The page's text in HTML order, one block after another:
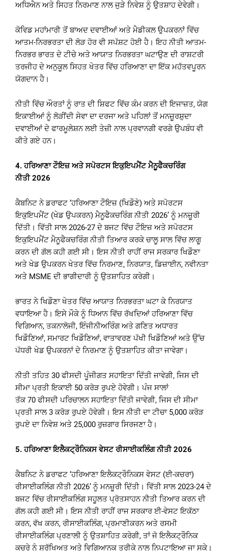
ਅਧਿਐਨ ਅਤੇ ਸਿਹਤ ਨਿਰਮਾਣ ਨਾਲ ਜੁੜੇ ਨਿਵੇਸ਼ ਨੂੰ ਉਤਸ਼ਾਹ ਦੇਵੇਗੀ।
ਕੋਵਿਡ ਮਹਾਂਮਾਰੀ ਤੋਂ ਬਾਅਦ ਦਵਾਈਆਂ ਅਤੇ ਮੈਡੀਕਲ ਉਪਕਰਨਾਂ ਵਿੱਚ
ਆਤਮ-ਨਿਰਭਰਤਾ ਦੀ ਲੋੜ ਹੋਰ ਵੀ ਸਪੱਸ਼ਟ ਹੋਈ ਹੈ। ਇਹ ਨੀਤੀ ਆਤਮ-
ਨਿਰਭਰ ਭਾਰਤ ਦੇ ਟੀਚੇ ਅਤੇ ਆਯਾਤ ਨਿਰਭਰਤਾ ਘਟਾਉਣ ਦੀ ਰਾਸ਼ਟਰੀ
ਤਰਜੀਹ ਦੇ ਅਨੁਕੂਲ ਸਿਹਤ ਖੇਤਰ ਵਿੱਚ ਹਰਿਆਣਾ ਦਾ ਇੱਕ ਮਹੱਤਵਪੂਰਨ
ਯੋਗਦਾਨ ਹੈ।
ਨੀਤੀ ਵਿੱਚ ਔਰਤਾਂ ਨੂੰ ਰਾਤ ਦੀ ਸ਼ਿਫਟ ਵਿੱਚ ਕੰਮ ਕਰਨ ਦੀ ਇਜਾਜ਼ਤ, ਯੋਗ
ਇਕਾਈਆਂ ਨੂੰ ਲੋੜੀਂਦੀ ਸੇਵਾ ਦਾ ਦਰਜਾ ਅਤੇ ਪਹਿਲਾਂ ਤੋਂ ਮਨਜ਼ੂਰਸ਼ੁਦਾ
ਦਵਾਈਆਂ ਦੇ ਫਾਰਮੂਲੇਸ਼ਨ ਲਈ ਤੇਜ਼ੀ ਨਾਲ ਪ੍ਰਵਾਨਗੀ ਵਰਗੇ ਉਪਬੰਧ ਵੀ
ਕੀਤੇ ਗਏ ਹਨ।
4.ਹਰਿਆਣਾ ਟੌਇਜ਼ ਅਤੇ ਸਪੋਰਟਸ ਇਕੁਇਪਮੈਂਟ ਮੈਨੂਫੈਕਚਰਿੰਗ
ਨੀਤੀ2026
ਕੈਬਨਿਟ ਨੇ ਡਰਾਫਟ ‘ਹਰਿਆਣਾ ਟੌਇਜ਼ (ਖਿਡੌਣੇ) ਅਤੇ ਸਪੋਰਟਸ
ਇਕੁਇਪਮੈਂਟ (ਖੇਡ ਉਪਕਰਨ) ਮੈਨੂਫੈਕਚਰਿੰਗ ਨੀਤੀ 2026’ ਨੂੰ ਮਨਜ਼ੂਰੀ
ਦਿੱਤੀ। ਵਿੱਤੀ ਸਾਲ 2026-27 ਦੇ ਬਜਟ ਵਿੱਚ ਟੌਇਜ਼ ਅਤੇ ਸਪੋਰਟਸ
ਇਕੁਇਪਮੈਂਟ ਮੈਨੂਫੈਕਚਰਿੰਗ ਨੀਤੀ ਤਿਆਰ ਕਰਕੇ ਚਾਲੂ ਸਾਲ ਵਿੱਚ ਲਾਗੂ
ਕਰਨ ਦੀ ਗੱਲ ਕਹੀ ਗਈ ਸੀ। ਇਸ ਨੀਤੀ ਰਾਹੀਂ ਰਾਜ ਸਰਕਾਰ ਖਿਡੌਣਾ
ਅਤੇ ਖੇਡ ਉਪਕਰਨ ਖੇਤਰ ਵਿੱਚ ਨਿਰਮਾਣ, ਨਿਰਯਾਤ, ਡਿਜ਼ਾਈਨ, ਨਵੀਨਤਾ
ਅਤੇ MSME ਦੀ ਭਾਗੀਦਾਰੀ ਨੂੰ ਉਤਸ਼ਾਹਿਤ ਕਰੇਗੀ।
ਭਾਰਤ ਨੇ ਖਿਡੌਣਾ ਖੇਤਰ ਵਿੱਚ ਆਯਾਤ ਨਿਰਭਰਤਾ ਘਟਾ ਕੇ ਨਿਰਯਾਤ
ਵਧਾਇਆ ਹੈ। ਇਸੇ ਮੌਕੇ ਨੂੰ ਧਿਆਨ ਵਿੱਚ ਰੱਖਦਿਆਂ ਹਰਿਆਣਾ ਵਿੱਚ
ਵਿਗਿਆਨ, ਤਕਨਾਲੋਜੀ, ਇੰਜੀਨੀਅਰਿੰਗ ਅਤੇ ਗਣਿਤ ਅਧਾਰਤ
ਖਿਡੌਣਿਆਂ, ਸਮਾਰਟ ਖਿਡੌਣਿਆਂ, ਵਾਤਾਵਰਣ ਪੱਖੀ ਖਿਡੌਣਿਆਂ ਅਤੇ ਉੱਚ
ਪੱਧਰੀ ਖੇਡ ਉਪਕਰਨਾਂ ਦੇ ਨਿਰਮਾਣ ਨੂੰ ਉਤਸ਼ਾਹਿਤ ਕੀਤਾ ਜਾਵੇਗਾ।
ਨੀਤੀ ਤਹਿਤ 30 ਫੀਸਦੀ ਪੂੰਜੀਗਤ ਸਹਾਇਤਾ ਦਿੱਤੀ ਜਾਵੇਗੀ, ਜਿਸ ਦੀ
ਸੀਮਾ ਪ੍ਰਤੀ ਇਕਾਈ 50 ਕਰੋੜ ਰੁਪਏ ਹੋਵੇਗੀ। ਪੰਜ ਸਾਲਾਂ
ਤੱਕ 70 ਫੀਸਦੀ ਪਰਿਚਾਲਨ ਸਹਾਇਤਾ ਦਿੱਤੀ ਜਾਵੇਗੀ, ਜਿਸ ਦੀ ਸੀਮਾ
ਪ੍ਰਤੀ ਸਾਲ 3 ਕਰੋੜ ਰੁਪਏ ਹੋਵੇਗੀ। ਇਸ ਨੀਤੀ ਦਾ ਟੀਚਾ 5,000 ਕਰੋੜ
ਰੁਪਏ ਦਾ ਨਿਵੇਸ਼ ਅਤੇ 25,000 ਰੁਜ਼ਗਾਰ ਸਿਰਜਣਾ ਹੈ।
5.ਹਰਿਆਣਾ ਇਲੈਕਟ੍ਰੌਨਿਕਸ ਵੇਸਟ ਰੀਸਾਈਕਲਿੰਗ ਨੀਤੀ2026
ਕੈਬਨਿਟ ਨੇ ਡਰਾਫਟ ‘ਹਰਿਆਣਾ ਇਲੈਕਟ੍ਰੌਨਿਕਸ ਵੇਸਟ (ਈ-ਕਚਰਾ)
ਰੀਸਾਈਕਲਿੰਗ ਨੀਤੀ 2026’ ਨੂੰ ਮਨਜ਼ੂਰੀ ਦਿੱਤੀ। ਵਿੱਤੀ ਸਾਲ 2023-24 ਦੇ
ਬਜਟ ਵਿੱਚ ਰੀਸਾਈਕਲਿੰਗ ਸਹੂਲਤ ਪ੍ਰੋਤਸਾਹਨ ਨੀਤੀ ਤਿਆਰ ਕਰਨ ਦੀ
ਗੱਲ ਕਹੀ ਗਈ ਸੀ। ਇਸ ਨੀਤੀ ਰਾਹੀਂ ਰਾਜ ਸਰਕਾਰ ਈ-ਵੇਸਟ ਇਕੱਠਾ
ਕਰਨ, ਵੱਖ ਕਰਨ, ਰੀਸਾਈਕਲਿੰਗ, ਪ੍ਰਮਾਣੀਕਰਨ ਅਤੇ ਰਸਮੀ
ਰੀਸਾਈਕਲਿੰਗ ਪ੍ਰਣਾਲੀ ਨੂੰ ਉਤਸ਼ਾਹਿਤ ਕਰੇਗੀ, ਤਾਂ ਜੋ ਇਲੈਕਟ੍ਰੌਨਿਕ
ਕਚਰੇ ਨੂੰ ਸੁਰੱਖਿਅਤ ਅਤੇ ਵਿਗਿਆਨਕ ਤਰੀਕੇ ਨਾਲ ਨਿਪਟਾਇਆ ਜਾ ਸਕੇ।